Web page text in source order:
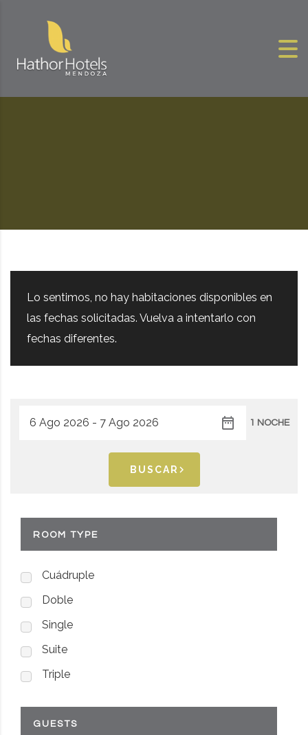
Lo sentimos, no hay habitaciones disponibles en
las fechas solicitadas. Vuelva a intentarlo con
fechas diferentes.
1 NOCHE
BUSCAR
ROOM TYPE
Cuádruple
Doble
Single
Suite
Triple
GUESTS